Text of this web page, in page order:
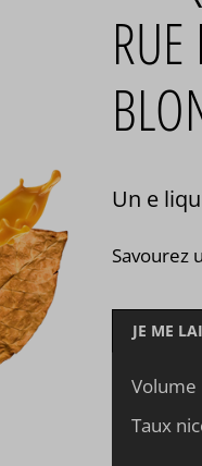
Un e
Savourez
JE ME
Volume
Taux